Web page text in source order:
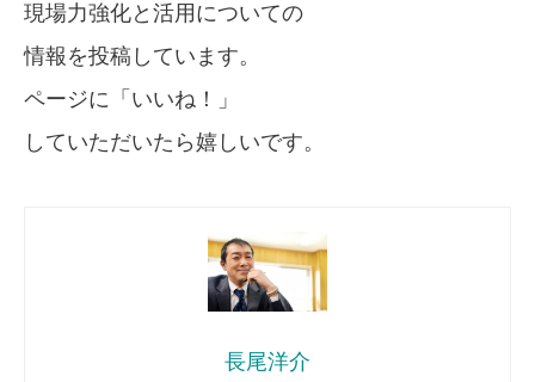
現場力強化と活用についての
情報を投稿しています。
ページに「いいね！」
していただいたら嬉しいです。
長尾洋介